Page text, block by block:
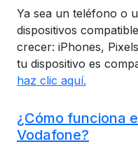
Ya sea un teléfono o
dispositivos
crecer: iPhones,
tu dispositivo es
haz clic aquí.
¿Cómo funciona
Vodafone?